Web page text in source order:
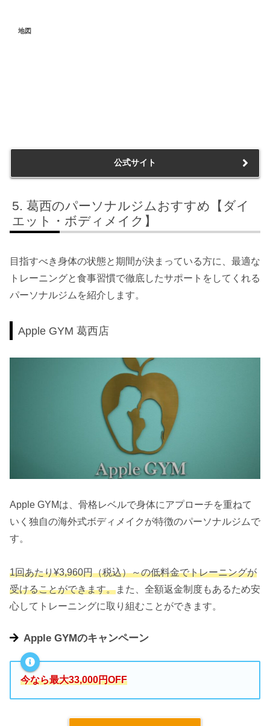
地図
公式サイト
葛西のパーソナルジムおすすめ【ダイ
エット・ボディメイク】
目指すべき身体の状態と期間が決まっている方に、最適な
トレーニングと食事習慣で徹底したサポートをしてくれる
パーソナルジムを紹介します。
Apple GYM 葛西店
Apple GYMは、骨格レベルで身体にアプローチを重ねて
いく独自の海外式ボディメイクが特徴のパーソナルジムで
す。
1回あたり¥3,960円（税込）～の低料金でトレーニングが
受けることができます。また、全額返金制度もあるため安
心してトレーニングに取り組むことができます。
Apple GYMのキャンペーン
今なら最大33,000円OFF